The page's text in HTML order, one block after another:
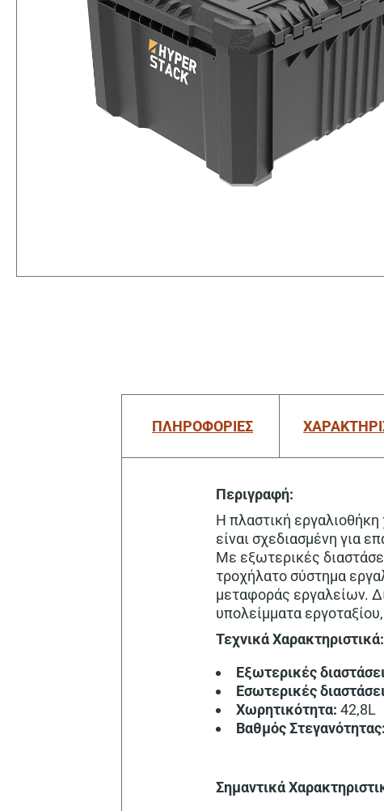
ΠΛΗΡΟΦΟΡΙΕΣ
Περιγραφή:
Η πλαστική
είναι σχεδιασμένη για
Με εξωτερικές
τροχήλατο σύστημα
μεταφοράς εργαλείων.
υπολείμματα
Τεχνικά Χαρακτηριστικά:
Εξωτερικές
Εσωτερικές
Χωρητικότητα: 42,8L
Βαθμός Στεγανότητας:
Σημαντικά